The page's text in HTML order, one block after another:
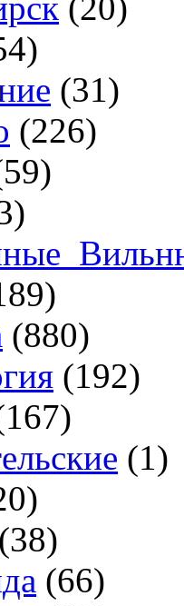
(20)
(31)
(226)
(880)
(192)
(1)
(38)
(66)